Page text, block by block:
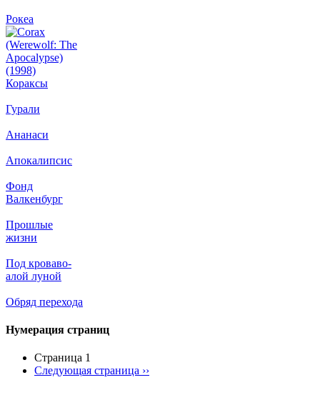
Рокеа
Кораксы
Гурали
Ананаси
Апокалипсис
Фонд
Валкенбург
Прошлые
жизни
Под кроваво-
алой луной
Обряд перехода
Нумерация страниц
Страница 1
Следующая страница ››